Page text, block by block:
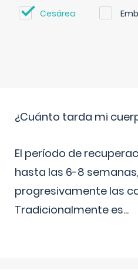
Cesárea
¿Cuánto tarda mi
El período de
hasta las 6-8
progresivamente las
Tradicionalmente es...